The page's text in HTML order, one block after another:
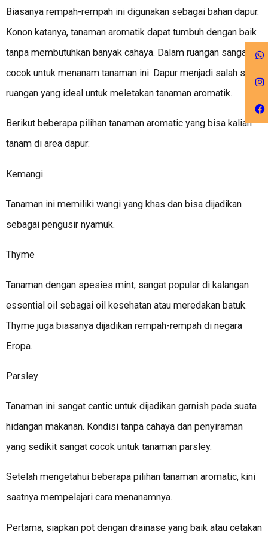
Biasanya rempah-rempah ini digunakan sebagai bahan dapur.
Konon katanya, tanaman aromatik dapat tumbuh dengan baik
tanpa membutuhkan banyak cahaya. Dalam ruangan sangat
cocok untuk menanam tanaman ini. Dapur menjadi salah satu
ruangan yang ideal untuk meletakan tanaman aromatik.
Berikut beberapa pilihan tanaman aromatic yang bisa kalian
tanam di area dapur:
Kemangi
Tanaman ini memiliki wangi yang khas dan bisa dijadikan
sebagai pengusir nyamuk.
Thyme
Tanaman dengan spesies mint, sangat popular di kalangan
essential oil sebagai oil kesehatan atau meredakan batuk.
Thyme juga biasanya dijadikan rempah-rempah di negara
Eropa.
Parsley
Tanaman ini sangat cantic untuk dijadikan garnish pada suata
hidangan makanan. Kondisi tanpa cahaya dan penyiraman
yang sedikit sangat cocok untuk tanaman parsley.
Setelah mengetahui beberapa pilihan tanaman aromatic, kini
saatnya mempelajari cara menanamnya.
Pertama, siapkan pot dengan drainase yang baik atau cetakan